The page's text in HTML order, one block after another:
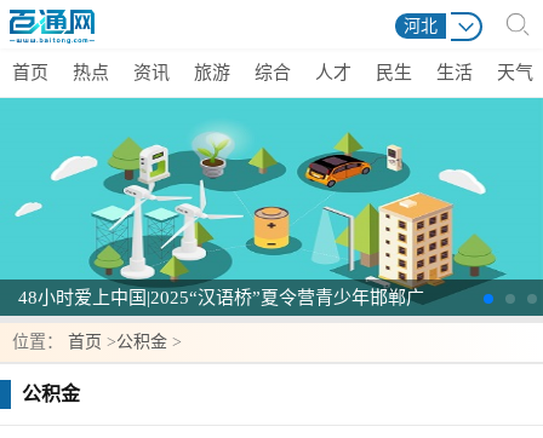
河北
首页 热点 资讯 旅游 综合 人才 民生 生活 天气
48小时爱上中国|2025“汉语桥”夏令营青少年邯郸广
府体验太极，感受古城魅力
位置： 首页 >公积金 >
公积金